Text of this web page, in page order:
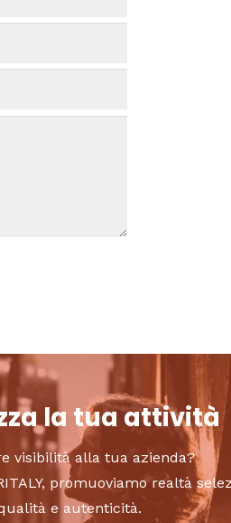
la tua attività
visibilità alla tua azienda?
promuoviamo realtà
e autenticità.